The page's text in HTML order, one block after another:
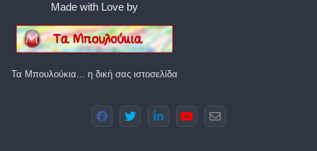
Made with Love by
Τα Μπουλούκια... η δική σας ιστοσελίδα